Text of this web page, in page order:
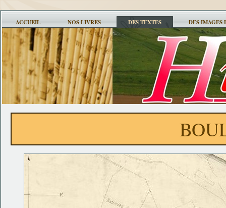
ACCUEIL NOS LIVRES DES TEXTES DES IMAGES